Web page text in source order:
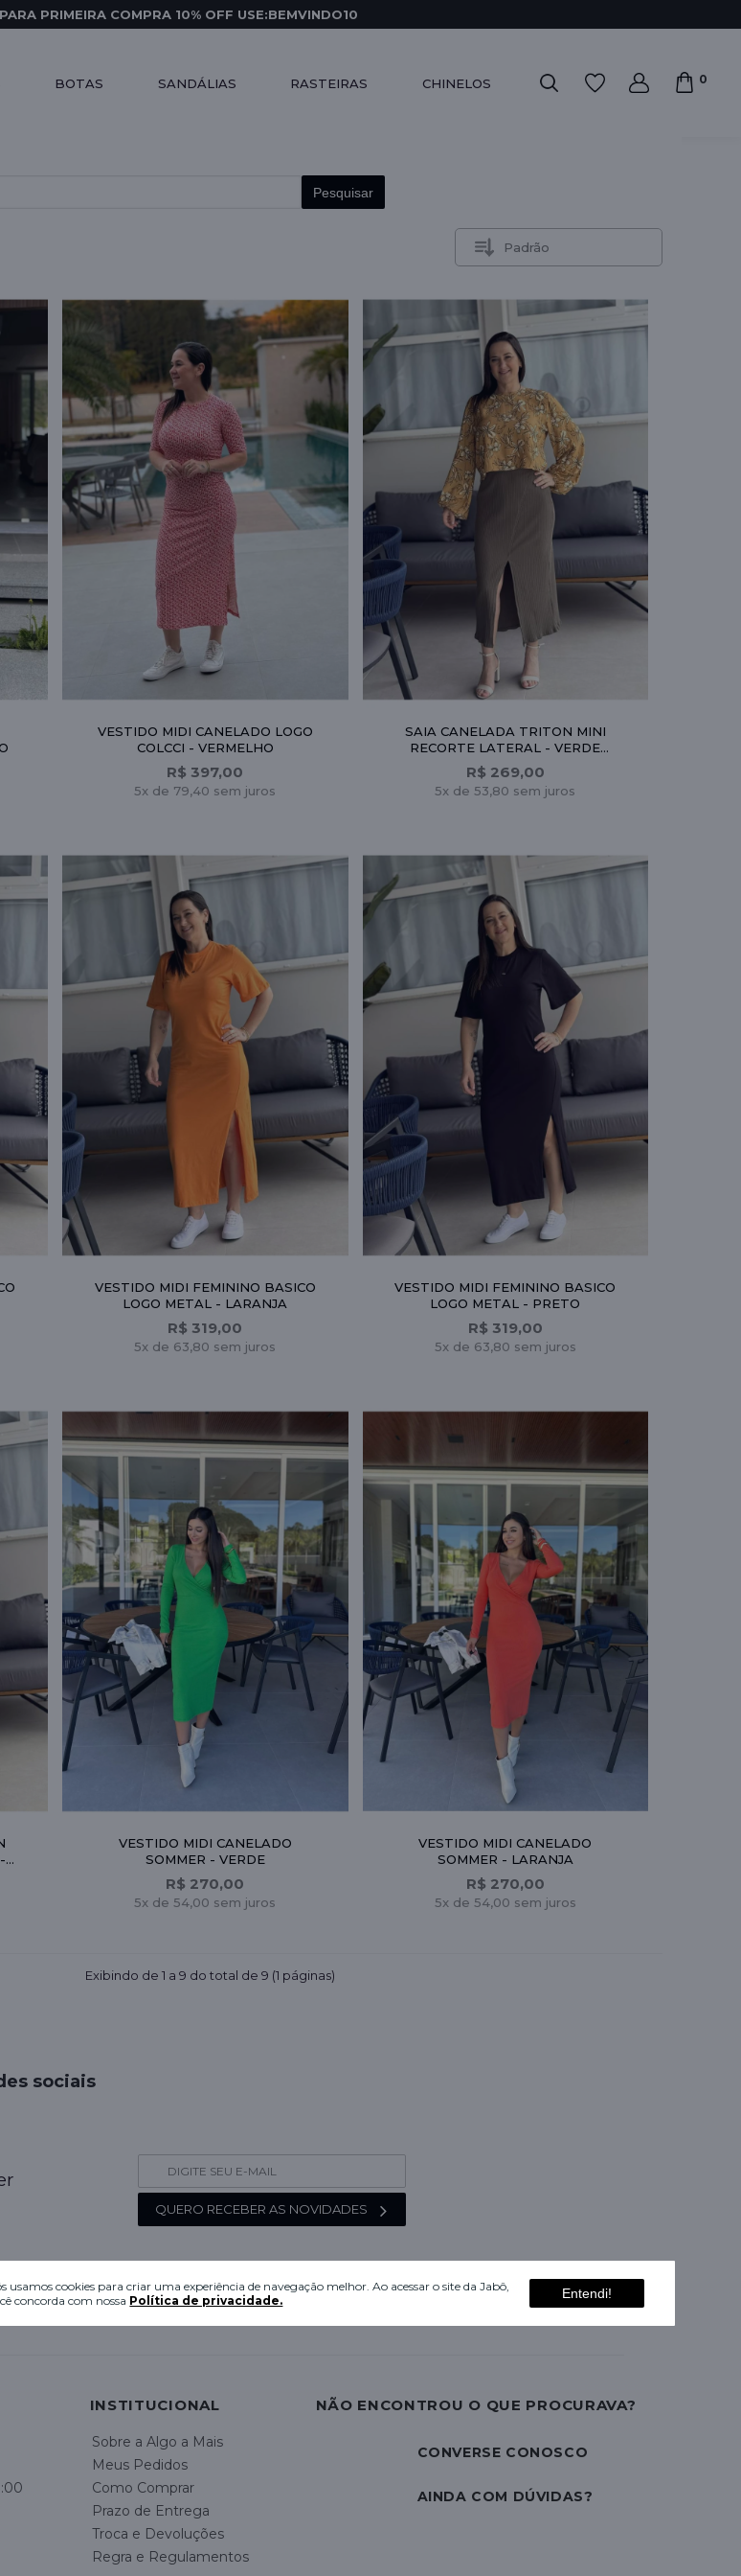
PRIMEIRA COMPRA 10% OFF USE:BEMVINDO10
BOTAS SANDÁLIAS RASTEIRAS CHINELOS 0
VESTIDO MIDI CANELADO LOGO
COLCCI - VERMELHO
R$ 397,00
5x de 79,40 sem juros
SAIA CANELADA TRITON MINI
RECORTE LATERAL - VERDE
MUSGO
R$ 269,00
5x de 53,80 sem juros
VESTIDO MIDI FEMININO BASICO
LOGO METAL - LARANJA
R$ 319,00
5x de 63,80 sem juros
VESTIDO MIDI FEMININO BASICO
LOGO METAL - PRETO
R$ 319,00
5x de 63,80 sem juros
VESTIDO MIDI CANELADO
SOMMER - VERDE
R$ 270,00
5x de 54,00 sem juros
VESTIDO MIDI CANELADO
SOMMER - LARANJA
R$ 270,00
5x de 54,00 sem juros
Exibindo de 1 a 9 do total de 9 (1 páginas)
usamos cookies para criar uma experiência de navegação melhor. Ao acessar o site da Jabô,
concorda com nossa Política de privacidade. Entendi!
sociais
QUERO RECEBER AS NOVIDADES
INSTITUCIONAL
Sobre a Algo a Mais
Meus Pedidos
Como Comprar
Prazo de Entrega
Troca e Devoluções
Regra e Regulamentos
NÃO ENCONTROU O QUE PROCURAVA?
CONVERSE CONOSCO
AINDA COM DÚVIDAS?